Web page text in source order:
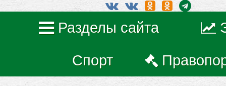
Разделы сайта
Спорт